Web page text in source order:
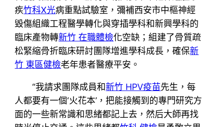
疾竹科X光病重點試驗室，彌補西安市中樞神經
毀傷組織工程醫學轉化與穿插學科和新興學科的
臨床產物轉新竹 在職體檢化空缺；組建了骨質疏
松緊縮骨折臨床研討團隊增進學科成長，確保新
竹 東區健檢老年患者醫療平安。
“我請求團隊成員和新竹 HPV疫苗先生，每
人都要有一個‘火花本’，把能接觸到的專門研究方
面的一些新常識和思緒都記上去，然后大師再找